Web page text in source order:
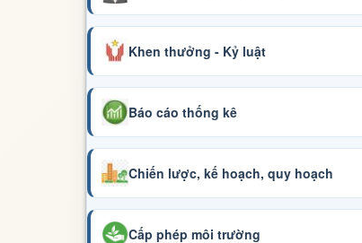
Khen thưởng - Kỷ luật
Báo cáo thống kê
Chiến lược, kế hoạch, quy hoạch
Cấp phép môi trường